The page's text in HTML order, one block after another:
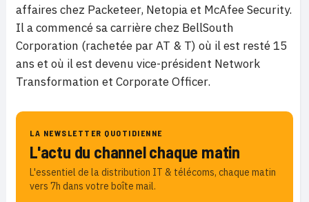
affaires chez Packeteer, Netopia et McAfee Security.
Il a commencé sa carrière chez BellSouth
Corporation (rachetée par AT & T) où il est resté 15
ans et où il est devenu vice-président Network
Transformation et Corporate Officer.
LA NEWSLETTER QUOTIDIENNE
L'actu du channel chaque matin
L'essentiel de la distribution IT & télécoms, chaque matin
vers 7h dans votre boîte mail.